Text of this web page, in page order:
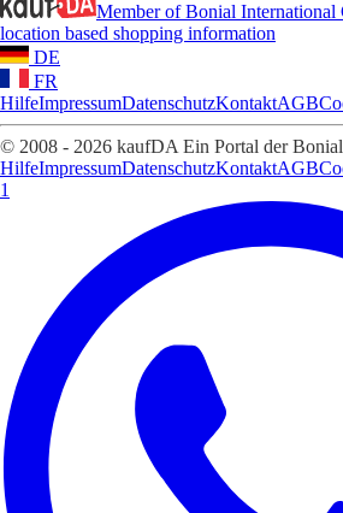
Member of Bonial International
location based shopping information
DE
FR
HilfeImpressumDatenschutzKontaktAGB
© 2008 - 2026 kaufDA Ein Portal der
HilfeImpressumDatenschutzKontaktAGB
1